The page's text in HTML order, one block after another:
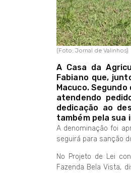
(Foto: Jornal de Valinhos)
A Casa da
Fabiano que,
Macuco.
atendendo
dedicação ao
também pela
A denominação foi
seguirá para sanção
No Projeto de Lei
Fazenda Bela Vista,